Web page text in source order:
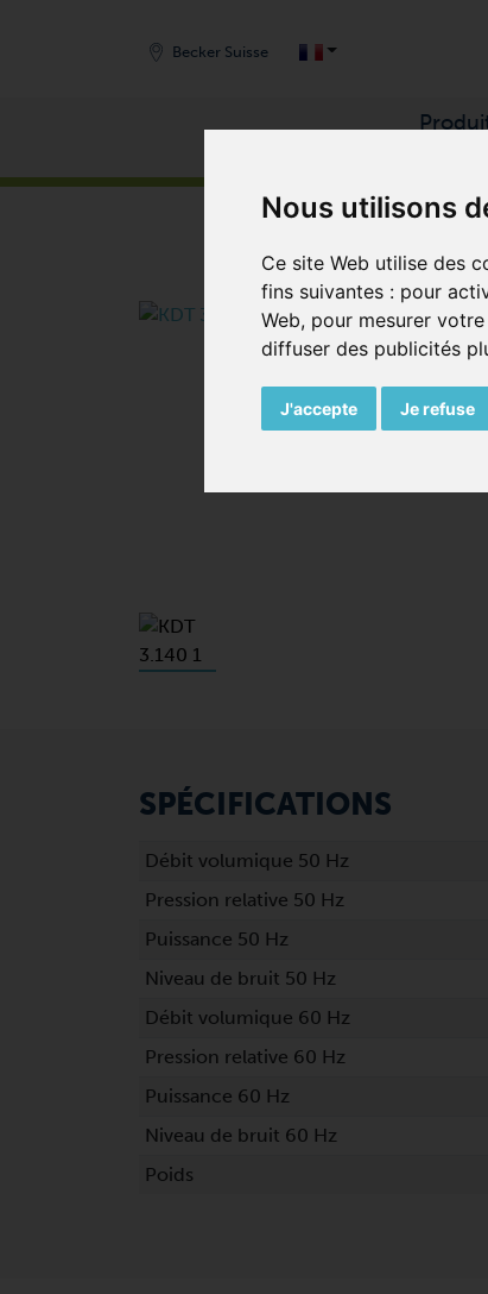
Nous utilisons
Ce site Web utilise des
fins suivantes : pour
Web, pour mesurer
diffuser des publicités
J'accepte Je refuse
Becker Suisse
SPÉCIFICATIONS
Débit volumique 50 Hz
Pression relative 50 Hz
Puissance 50 Hz
Niveau de bruit 50 Hz
Débit volumique 60 Hz
Pression relative 60 Hz
Puissance 60 Hz
Niveau de bruit 60 Hz
Poids